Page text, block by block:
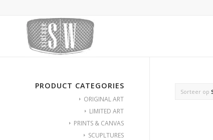
Sorteer op
PRODUCT CATEGORIES
ORIGINAL ART
LIMITED ART
PRINTS & CANVAS
SCUPLTURES